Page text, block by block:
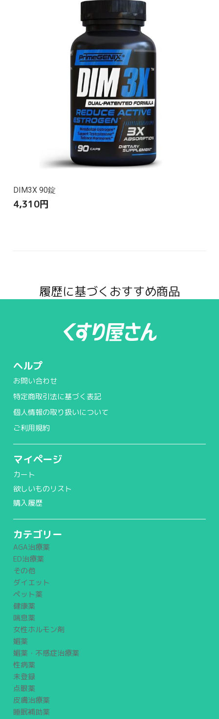
DIM3X 90錠
4,310円
履歴に基づくおすすめ商品
ヘルプ
お問い合わせ
特定商取引法に基づく表記
個人情報の取り扱いについて
ご利用規約
マイページ
カート
欲しいものリスト
購入履歴
カテゴリー
AGA治療薬
ED治療薬
その他
ダイエット
ペット薬
健康薬
喘息薬
女性ホルモン剤
媚薬
媚薬・不感症治療薬
性病薬
未登録
点眼薬
皮膚治療薬
睡眠補助薬